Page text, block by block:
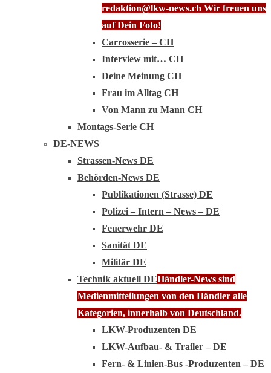
redaktion@lkw-news.ch Wir freuen uns
auf Dein Foto!
Carrosserie – CH
Interview mit… CH
Deine Meinung CH
Frau im Alltag CH
Von Mann zu Mann CH
Montags-Serie CH
DE-NEWS
Strassen-News DE
Behörden-News DE
Publikationen (Strasse) DE
Polizei – Intern – News – DE
Feuerwehr DE
Sanität DE
Militär DE
Technik aktuell DEHändler-News sind
Medienmitteilungen von den Händler alle
Kategorien, innerhalb von Deutschland.
LKW-Produzenten DE
LKW-Aufbau- & Trailer – DE
Fern- & Linien-Bus -Produzenten – DE